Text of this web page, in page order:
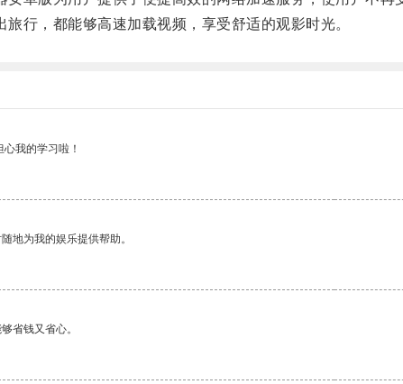
行，都能够高速加载视频，享受舒适的观影时光。
我的学习啦！
地为我的娱乐提供帮助。
省钱又省心。